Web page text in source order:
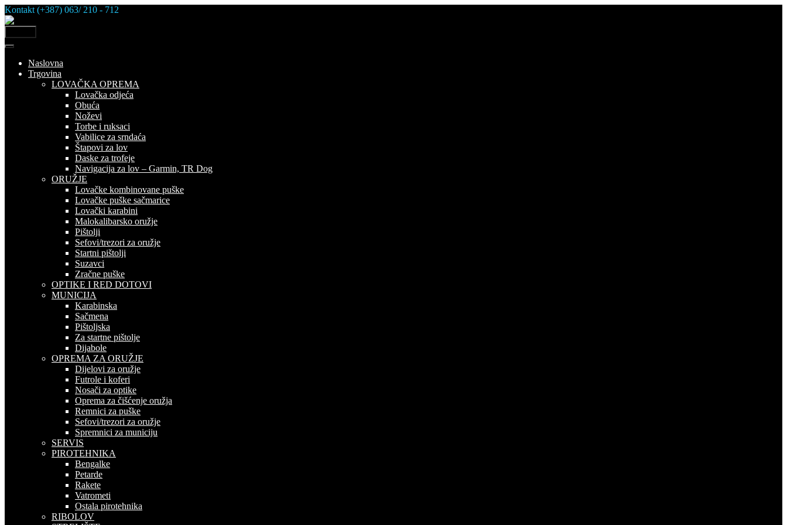
Skip
to
content
Kontakt (+387) 063/ 210 - 712
Naslovna
Trgovina
LOVAČKA OPREMA
Lovačka odjeća
Obuća
Noževi
Torbe i ruksaci
Vabilice za srndaća
Štapovi za lov
Daske za trofeje
Navigacija za lov – Garmin, TR Dog
ORUŽJE
Lovačke kombinovane puške
Lovačke puške sačmarice
Lovački karabini
Malokalibarsko oružje
Pištolji
Sefovi/trezori za oružje
Startni pištolji
Suzavci
Zračne puške
OPTIKE I RED DOTOVI
MUNICIJA
Karabinska
Sačmena
Pištoljska
Za startne pištolje
Dijabole
OPREMA ZA ORUŽJE
Dijelovi za oružje
Futrole i koferi
Nosači za optike
Oprema za čišćenje oružja
Remnici za puške
Sefovi/trezori za oružje
Spremnici za municiju
SERVIS
PIROTEHNIKA
Bengalke
Petarde
Rakete
Vatrometi
Ostala pirotehnika
RIBOLOV